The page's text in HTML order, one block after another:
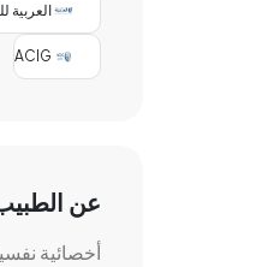
العربية
ACIG
عن
أخصائية